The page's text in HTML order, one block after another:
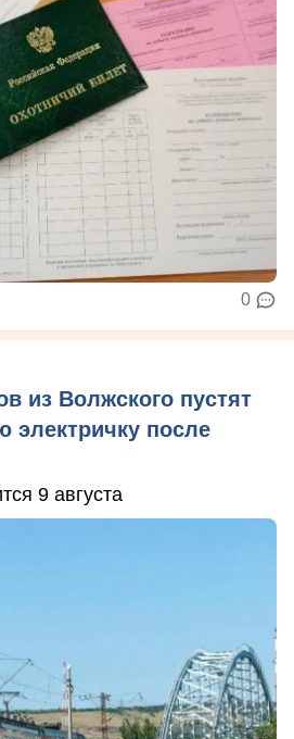
0
из Волжского пустят
электричку после
9 августа